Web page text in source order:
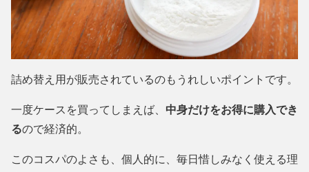
詰め替え用が販売されているのもうれしいポイントです。
一度ケースを買ってしまえば、 中身だけをお得に購入でき
るので経済的。
このコスパのよさも、個人的に、毎日惜しみなく使える理